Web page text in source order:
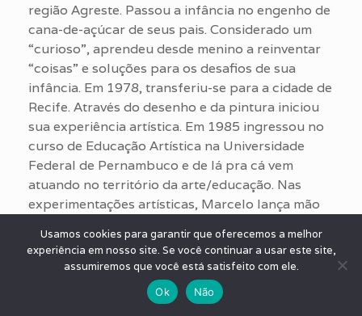
região Agreste. Passou a infância no engenho de
cana-de-açúcar de seus pais. Considerado um
“curioso”, aprendeu desde menino a reinventar
“coisas” e soluções para os desafios de sua
infância. Em 1978, transferiu-se para a cidade de
Recife. Através do desenho e da pintura iniciou
sua experiência artística. Em 1985 ingressou no
curso de Educação Artística na Universidade
Federal de Pernambuco e de lá pra cá vem
atuando no território da arte/educação. Nas
experimentações artísticas, Marcelo lança mão
não. Constrói objetos, esculturas, livros e livros
de artistas. Intervém nos espaços públicos e/ou
privados, criando estruturas ruídos e fissuras.
Seus trabalhos são exibidos em exposições
Usamos cookies para garantir que oferecemos a melhor
experiência em nosso site. Se você continuar a usar este site,
assumiremos que você está satisfeito com ele.
Ok Não